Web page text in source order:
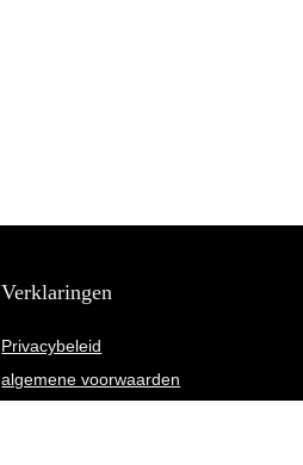
Verklaringen
Privacybeleid
algemene voorwaarden